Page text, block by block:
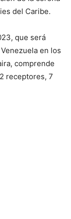
del Caribe.
que será
en los
comprende
receptores, 7